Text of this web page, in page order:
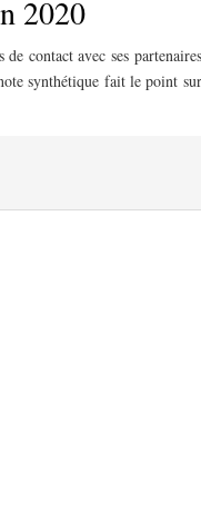
2020
contact avec ses partenaires
synthétique fait le point sur